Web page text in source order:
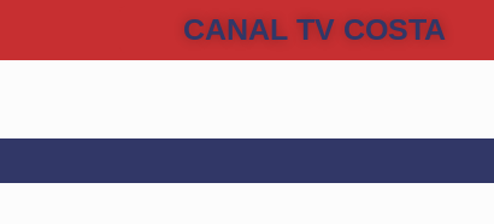
CANAL TV COSTA